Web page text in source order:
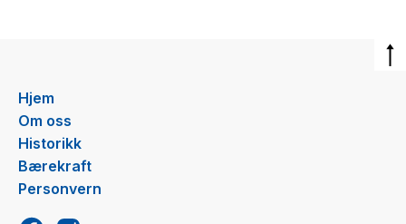
Hjem
Om oss
Historikk
Bærekraft
Personvern